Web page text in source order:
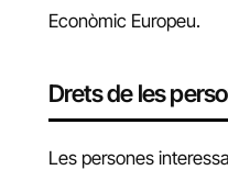
Econòmic Europeu.
Drets de les
Les persones